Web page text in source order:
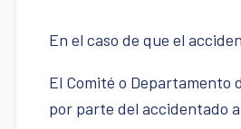
En el caso de que el
El Comité o Departamento
por parte del accidentado